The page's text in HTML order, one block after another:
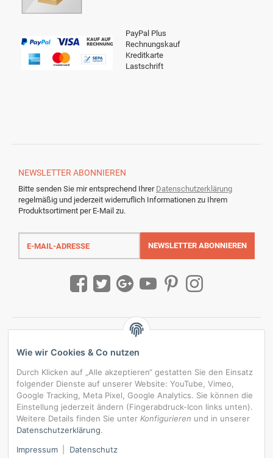
PayPal Plus
Rechnungskauf
Kreditkarte
Lastschrift
NEWSLETTERABONNIEREN
Bitte senden Sie mir entsprechend Ihrer Datenschutzerklärung
regelmäßig und jederzeit widerruflich Informationen zu Ihrem
Produktsortiment per E-Mail zu.
E-
Mail-
NEWSLETTER ABONNIEREN
Alle Preise inkl. gesetzlicher USt., zzgl.
Datenschutz-Einstellungen
Wie wir Cookies & Co nutzen
Durch Klicken auf „Alle akzeptieren“ gestatten Sie den Einsatz
folgender Dienste auf unserer Website: YouTube, Vimeo,
Google Tracking, Meta Pixel, Google Analytics. Sie können die
Einstellung jederzeit ändern (Fingerabdruck-Icon links unten).
Weitere Details finden Sie unter Konfigurieren und in unserer
Datenschutzerklärung.
Impressum
Datenschutz